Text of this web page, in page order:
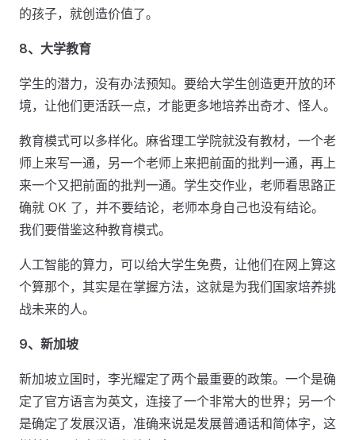
的孩子，就创造价值了。
8、大学教育
学生的潜力，没有办法预知。要给大学生创造更开放的环
境，让他们更活跃一点，才能更多地培养出奇才、怪人。
教育模式可以多样化。麻省理工学院就没有教材，一个老
师上来写一通，另一个老师上来把前面的批判一通，再上
来一个又把前面的批判一通。学生交作业，老师看思路正
确就 OK 了，并不要结论，老师本身自己也没有结论。
我们要借鉴这种教育模式。
人工智能的算力，可以给大学生免费，让他们在网上算这
个算那个，其实是在掌握方法，这就是为我们国家培养挑
战未来的人。
9、新加坡
新加坡立国时，李光耀定了两个最重要的政策。一个是确
定了官方语言为英文，连接了一个非常大的世界；另一个
是确定了发展汉语，准确来说是发展普通话和简体字，这